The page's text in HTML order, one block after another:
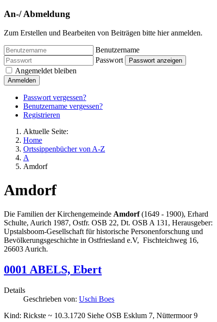
An-/ Abmeldung
Zum Erstellen und Bearbeiten von Beiträgen bitte hier anmelden.
Benutzername
Passwort
Passwort anzeigen
Angemeldet bleiben
Anmelden
Passwort vergessen?
Benutzername vergessen?
Registrieren
Aktuelle Seite:
Home
Ortssippenbücher von A-Z
A
Amdorf
Amdorf
Die Familien der Kirchengemeinde Amdorf(1649 - 1900), Erhard
Schulte, Aurich 1987, Ostfr. OSB 22, Dt. OSB A 131, Herausgeber:
Upstalsboom-Gesellschaft für historische Personenforschung und
Bevölkerungsgeschichte in Ostfriesland e.V, Fischteichweg 16,
26603 Aurich.
0001 ABELS, Ebert
Details
Geschrieben von: Uschi Boes
Kind: Rickste ~ 10.3.1720 Siehe OSB Esklum 7, Nüttermoor 9